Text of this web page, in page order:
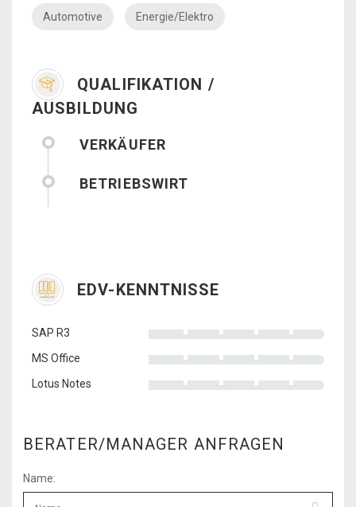
Automotive Energie/Elektro
QUALIFIKATION /
AUSBILDUNG
VERKÄUFER
BETRIEBSWIRT
EDV-KENNTNISSE
SAP R3
MS Office
Lotus Notes
BERATER/MANAGER ANFRAGEN
Name: